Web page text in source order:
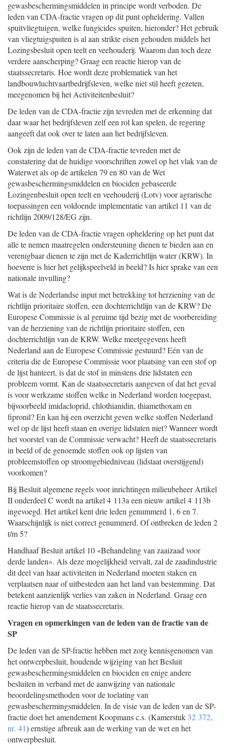
gewasbeschermingsmiddelen in principe wordt verboden. De
leden van CDA-fractie vragen op dit punt opheldering. Vallen
spuitvliegtuigen, welke fungicides spuiten, hieronder? Het gebruik
van vliegtuigspuiten is al aan strikte eisen gehouden middels het
Lozingsbesluit open teelt en veehouderij. Waarom dan toch deze
verdere aanscherping? Graag een reactie hierop van de
staatssecretaris. Hoe wordt deze problematiek van het
landbouwluchtvaartbedrijfsleven, welke niet stil heeft gezeten,
meegenomen bij het Activiteitenbesluit?
De leden van de CDA-fractie zijn tevreden met de erkenning dat
daar waar het bedrijfsleven zelf een rol kan spelen, de regering
aangeeft dat ook over te laten aan het bedrijfsleven.
Ook zijn de leden van de CDA-fractie tevreden met de
constatering dat de huidige voorschriften zowel op het vlak van de
Waterwet als op de artikelen 79 en 80 van de Wet
gewasbeschermingsmiddelen en biociden gebaseerde
Lozingenbesluit open teelt en veehouderij (Lotv) voor agrarische
toepassingen een voldoende implementatie van artikel 11 van de
richtlijn 2009/128/EG zijn.
De leden van de CDA-fractie vragen opheldering op het punt dat
alle te nemen maatregelen ondersteuning dienen te bieden aan en
verenigbaar dienen te zijn met de Kaderrichtlijn water (KRW). In
hoeverre is hier het gelijkspeelveld in beeld? Is hier sprake van een
nationale invulling?
Wat is de Nederlandse input met betrekking tot herziening van de
richtlijn prioritaire stoffen, een dochterrichtlijn van de KRW? De
Europese Commissie is al geruime tijd bezig met de voorbereiding
van de herziening van de richtlijn prioritaire stoffen, een
dochterrichtlijn van de KRW. Welke meetgegevens heeft
Nederland aan de Europese Commissie gestuurd? Eén van de
criteria die de Europese Commissie voor plaatsing van een stof op
de lijst hanteert, is dat de stof in minstens drie lidstaten een
probleem vormt. Kan de staatssecretaris aangeven of dat het geval
is voor werkzame stoffen welke in Nederland worden toegepast,
bijvoorbeeld imidacloprid, chlothianidin, thiamethoxam en
fipronil? En kan hij een overzicht geven welke stoffen Nederland
wel op de lijst heeft staan en overige lidstaten niet? Wanneer wordt
het voorstel van de Commissie verwacht? Heeft de staatssecretaris
in beeld of de genoemde stoffen ook op lijsten van
probleemstoffen op stroomgebiedniveau (lidstaat overstijgend)
voorkomen?
Bij Besluit algemene regels voor inrichtingen milieubeheer Artikel
II onderdeel C wordt na artikel 4 113a een nieuw artikel 4 113b
ingevoegd. Het artikel kent drie leden genummerd 1, 6 en 7.
Waarschijnlijk is niet correct genummerd. Of ontbreken de leden 2
t/m 5?
Handhaaf Besluit artikel 10 «Behandeling van zaaizaad voor
derde landen». Als deze mogelijkheid vervalt, zal de zaadindustrie
dit deel van haar activiteiten in Nederland moeten staken en
verplaatsen naar of uitbesteden aan het land van bestemming. Dat
betekent aanzienlijk verlies van zaken in Nederland. Graag een
reactie hierop van de staatssecretaris.
Vragen en opmerkingen van de leden van de fractie van de
SP
De leden van de SP-fractie hebben met zorg kennisgenomen van
het ontwerpbesluit, houdende wijziging van het Besluit
gewasbeschermingsmiddelen en biociden en enige andere
besluiten in verband met de aanwijzing van nationale
beoordelingsmethoden voor de toelating van
gewasbeschermingsmiddelen. In de visie van de leden van de SP-
fractie doet het amendement Koopmans c.s. (Kamerstuk 32 372,
nr. 41) ernstige afbreuk aan de werking van de wet en het
ontwerpbesluit.